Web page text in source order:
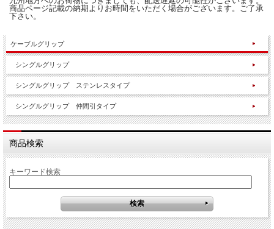
商品ページ記載の納期よりお時間をいただく場合がございます。ご了承
下さい。
ケーブルグリップ
シングルグリップ
シングルグリップ ステンレスタイプ
シングルグリップ 仲間引タイプ
商品検索
キーワード検索